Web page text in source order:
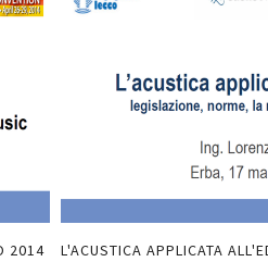
2014
L'ACUSTICA APPLICATA